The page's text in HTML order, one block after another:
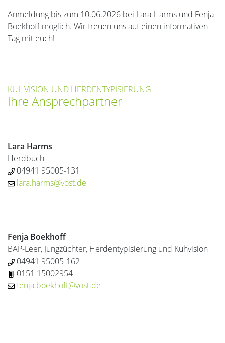
Anmeldung bis zum 10.06.2026 bei Lara Harms und Fenja
Boekhoff möglich. Wir freuen uns auf einen informativen
Tag mit euch!
KUHVISION UND HERDENTYPISIERUNG
Ihre Ansprechpartner
Lara Harms
Herdbuch
04941 95005-131
lara.harms@vost.de
Fenja Boekhoff
BAP-Leer, Jungzüchter, Herdentypisierung und Kuhvision
04941 95005-162
0151 15002954
fenja.boekhoff@vost.de